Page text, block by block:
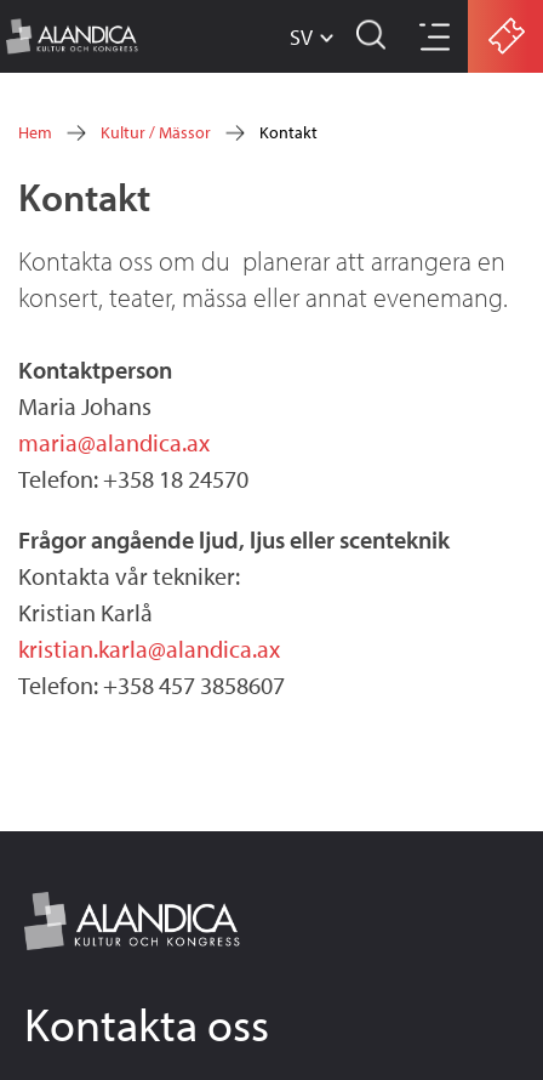
huvudinnehåll
w
w
a
n
d
a
a
x
SV
Du
är
här
Hem Kultur / Mässor Kontakt
Kontakt
Kontakta oss om du planerar att arrangera en
konsert, teater, mässa eller annat evenemang.
Kontaktperson
Maria Johans
maria@alandica.ax
Telefon: +358 18 24570
Frågor angående ljud, ljus eller scenteknik
Kontakta vår tekniker:
Kristian Karlå
kristian.karla@alandica.ax
Telefon: +358 457 3858607
Kontakta oss